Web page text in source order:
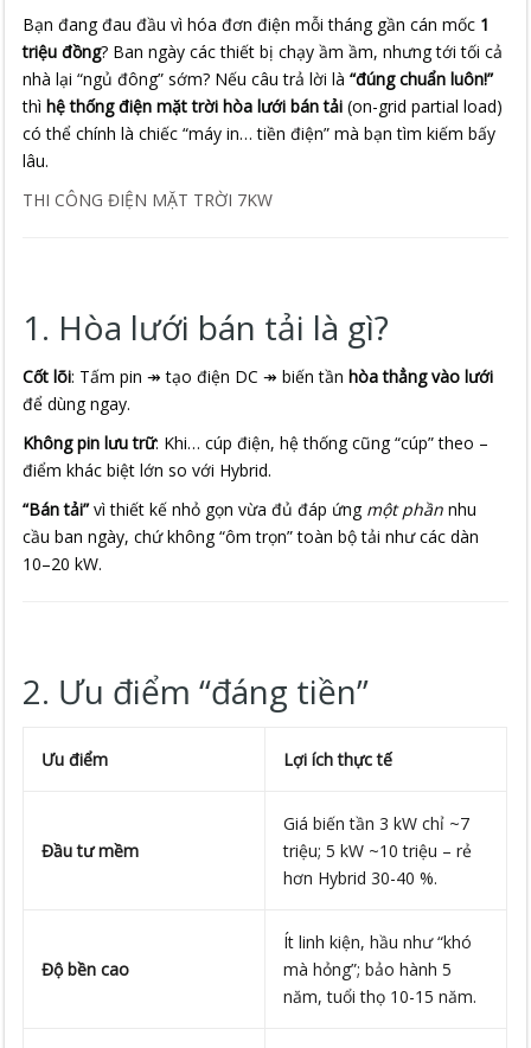
Bạn đang đau đầu vì hóa đơn điện mỗi tháng gần cán mốc 1
triệu đồng? Ban ngày các thiết bị chạy ầm ầm, nhưng tới tối cả
nhà lại “ngủ đông” sớm? Nếu câu trả lời là“đúng chuẩn luôn!”
thì hệ thống điện mặt trời hòa lưới bán tải (on-grid partial load)
có thể chính là chiếc “máy in… tiền điện” mà bạn tìm kiếm bấy
lâu.
THI CÔNG ĐIỆN MẶT TRỜI 7KW
1. Hòa lưới bán tải là gì?
Cốt lõi: Tấm pin ↠ tạo điện DC ↠ biến tần hòa thẳng vào lưới
để dùng ngay.
Không pin lưu trữ: Khi… cúp điện, hệ thống cũng “cúp” theo –
điểm khác biệt lớn so với Hybrid.
“Bán tải”vì thiết kế nhỏ gọn vừa đủ đáp ứng một phần nhu
cầu ban ngày, chứ không “ôm trọn” toàn bộ tải như các dàn
10–20 kW.
2. Ưu điểm “đáng tiền”
Ưu điểm Lợi ích thực tế
Đầu tư mềm
Giá biến tần 3 kW chỉ ~7
triệu; 5 kW ~10 triệu – rẻ
hơn Hybrid 30-40 %.
Độ bền cao
Ít linh kiện, hầu như “khó
mà hỏng”; bảo hành 5
năm, tuổi thọ 10-15 năm.